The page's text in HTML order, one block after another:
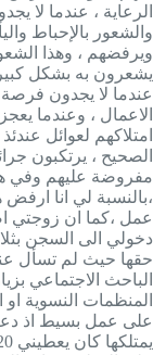
الرعاية ، عندما لا
والشعور بالإحباط
ويرفضهم ، وهذا
يشعرون به بشكل
عندما لا يجدون
الاعمال ، وعندما
امتلاكهم لعوائل
الصحيح ، يرتكبون
مفروضة عليهم وفي
،بالنسبة لي انا
عمل ،كما ان زوجتي
دخولي الى السجن
حقها حيث لم تسأل
الباحث الاجتماعي
المنظمات النسوية
على عمل بسيط اذ